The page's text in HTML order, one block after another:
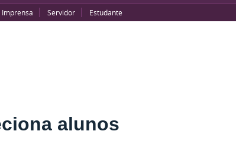
Imprensa Servidor Estudante
alunos